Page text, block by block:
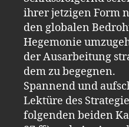
ihrer jetzigen Form
den globalen
Hegemonie
der Ausarbeitung
dem zu begegnen.
Spannend und
Lektüre des
folgenden beiden